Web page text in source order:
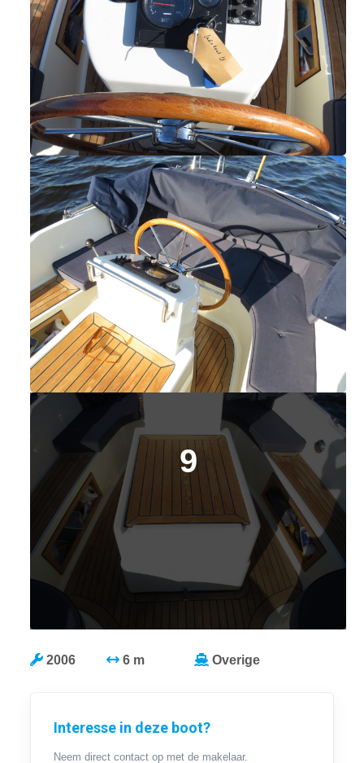
9
2006 6 m Overige
Interesse in deze boot?
Neem direct contact op met de makelaar.